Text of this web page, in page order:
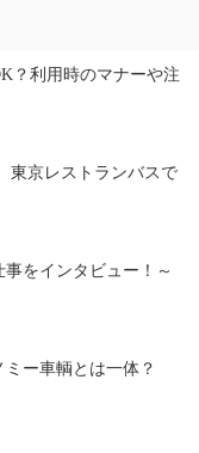
？利用時のマナーや注
東京レストランバスで
をインタビュー！～
ー車輌とは一体？